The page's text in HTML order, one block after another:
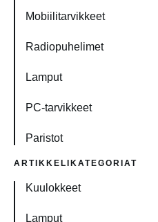
Mobiilitarvikkeet
Radiopuhelimet
Lamput
PC-tarvikkeet
Paristot
ARTIKKELIKATEGORIAT
Kuulokkeet
Lamput